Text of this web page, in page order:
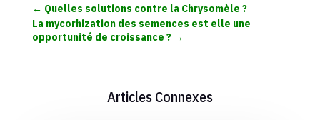
← Quelles solutions contre la Chrysomèle ?
La mycorhization des semences est elle une
opportunité de croissance ?→
Articles Connexes